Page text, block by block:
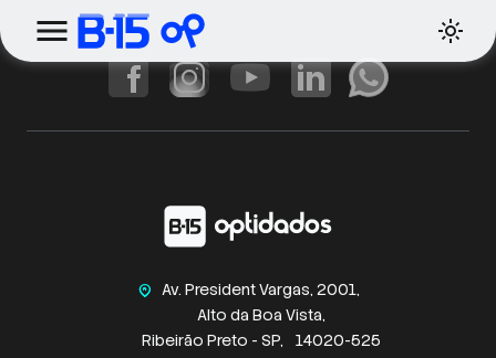
home_pin
Av. President Vargas, 2001,
Alto da Boa Vista,
Ribeirão Preto - SP,
14020-525